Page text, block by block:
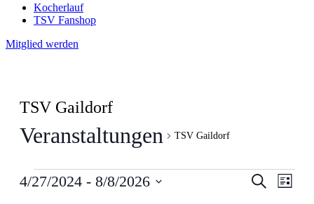
Kocherlauf
TSV Fanshop
Mitglied werden
TSV Gaildorf
Veranstaltungen TSV Gaildorf
Veranstaltungen Suche
Liste
4/27/2024 - 8/8/2026